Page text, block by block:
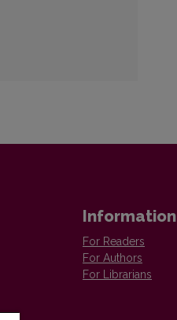
Information
For Readers
For Authors
For Librarians